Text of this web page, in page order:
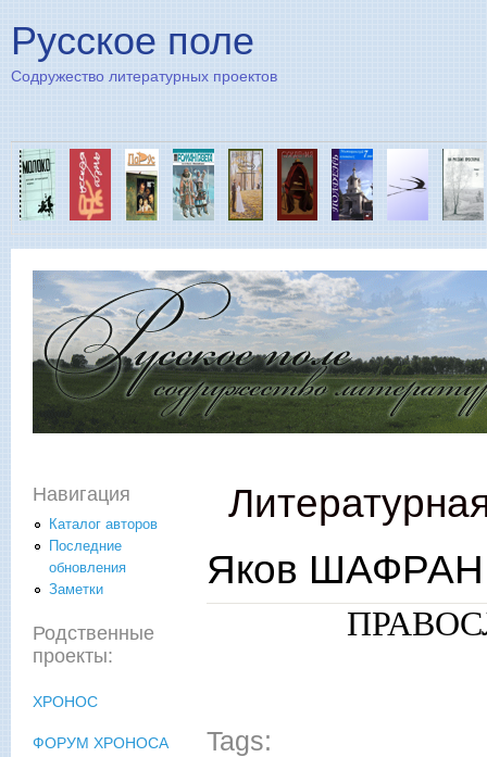
Русское поле
Содружество литературных проектов
Яков ШАФРАН.
Tags:
Навигация
Каталог авторов
Последние
обновления
Заметки
Родственные
проекты:
ХРОНОС
ФОРУМ ХРОНОСА